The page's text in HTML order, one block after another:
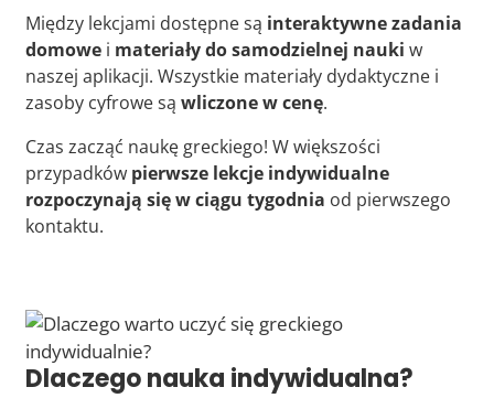
Między lekcjami dostępne są interaktywne zadania
domowe i materiały do samodzielnej nauki w
naszej aplikacji. Wszystkie materiały dydaktyczne i
zasoby cyfrowe są wliczone w cenę.
Czas zacząć naukę greckiego! W większości
przypadków pierwsze lekcje indywidualne
rozpoczynają się w ciągu tygodnia od pierwszego
kontaktu.
Dlaczego nauka indywidualna?